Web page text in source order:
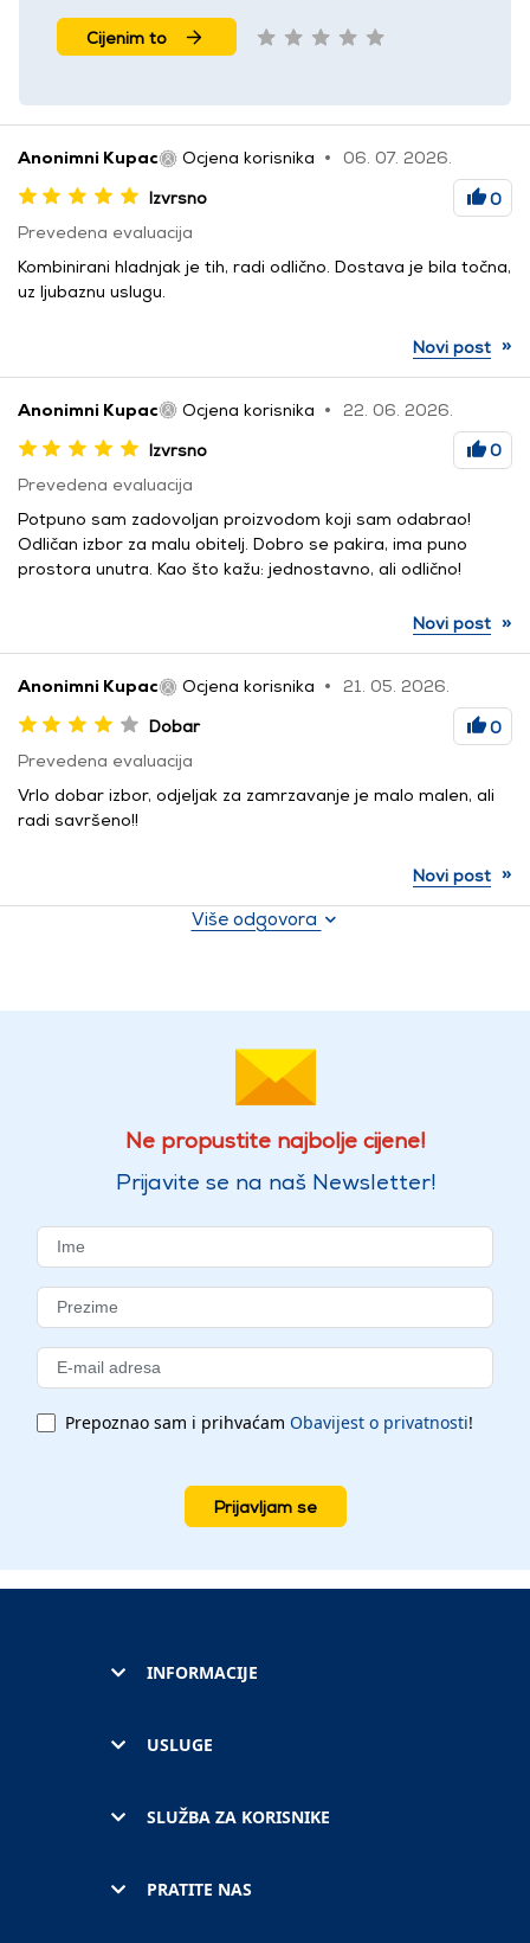
Cijenim to
Anonimni Kupac Ocjena korisnika
06. 07. 2026.
Izvrsno
0
Prevedena evaluacija
Kombinirani hladnjak je tih, radi odlično. Dostava je bila točna,
uz ljubaznu uslugu.
Novi post »
Anonimni Kupac Ocjena korisnika
22. 06. 2026.
Izvrsno
0
Prevedena evaluacija
Potpuno sam zadovoljan proizvodom koji sam odabrao!
Odličan izbor za malu obitelj. Dobro se pakira, ima puno
prostora unutra. Kao što kažu: jednostavno, ali odlično!
Novi post »
Anonimni Kupac Ocjena korisnika
21. 05. 2026.
Dobar
0
Prevedena evaluacija
Vrlo dobar izbor, odjeljak za zamrzavanje je malo malen, ali
radi savršeno!!
Novi post »
Više odgovora
Ne propustite najbolje cijene!
Prijavite se na naš Newsletter!
Prepoznao sam i prihvaćam Obavijest o privatnosti!
Prijavljam se
INFORMACIJE
USLUGE
SLUŽBA ZA KORISNIKE
PRATITE NAS